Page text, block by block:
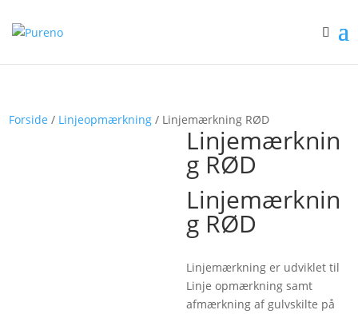
Forside / Linjeopmærkning / Linjemærkning RØD
Linjemærknin
g RØD
Linjemærknin
g RØD
Linjemærkning er udviklet til
Linje opmærkning samt
afmærkning af gulvskilte på